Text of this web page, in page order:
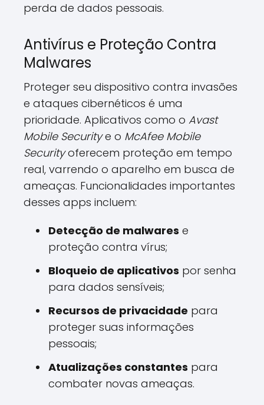
perda de dados pessoais.
Antivírus e Proteção Contra
Malwares
Proteger seu dispositivo contra invasões
e ataques cibernéticos é uma
prioridade. Aplicativos como o Avast
Mobile Securitye o McAfee Mobile
Securityoferecem proteção em tempo
real, varrendo o aparelho em busca de
ameaças. Funcionalidades importantes
desses apps incluem:
Detecção de malwares e
proteção contra vírus;
Bloqueio de aplicativos por senha
para dados sensíveis;
Recursos de privacidade para
proteger suas informações
pessoais;
Atualizações constantes para
combater novas ameaças.